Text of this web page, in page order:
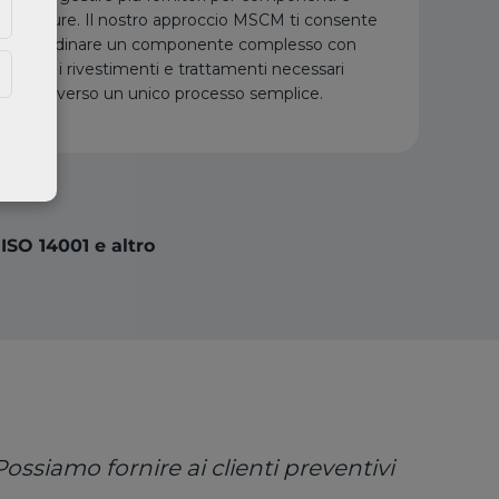
finiture. Il nostro approccio MSCM ti consente
di ordinare un componente complesso con
tutti i rivestimenti e trattamenti necessari
attraverso un unico processo semplice.
14001 e altro
fornire ai clienti preventivi